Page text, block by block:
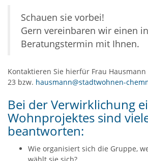
Schauen sie vorbei!
Gern vereinbaren wir einen
Beratungstermin mit Ihnen.
Kontaktieren Sie hierfür Frau
23 bzw. hausmann@stadtwohnen-
Bei der Verwirklichung
Wohnprojektes sind
beantworten:
Wie organisiert sich die Gruppe,
wählt sie sich?